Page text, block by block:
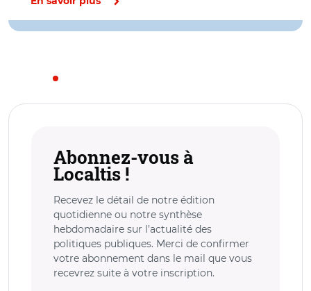
Abonnez-vous à
Localtis !
Recevez le détail de notre édition
quotidienne ou notre synthèse
hebdomadaire sur l’actualité des
politiques publiques. Merci de confirmer
votre abonnement dans le mail que vous
recevrez suite à votre inscription.